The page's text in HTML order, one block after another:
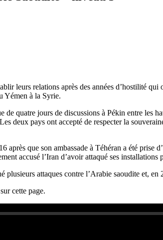
leurs relations après des années d’hostilité
Yémen à la Syrie.
de quatre jours de discussions à Pékin entre les
deux pays ont accepté de respecter la
après que son ambassade à Téhéran a été prise
accusé l’Iran d’avoir attaqué ses
attaques contre l’Arabie saoudite et, en
cette page.